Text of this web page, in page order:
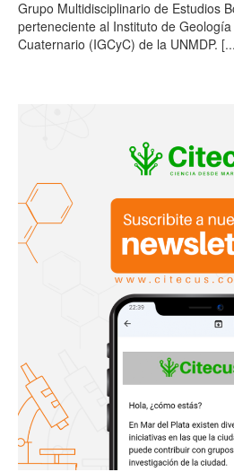
Grupo Multidisciplinario de Estudios
perteneciente al Instituto de
Cuaternario (IGCyC) de la UNMDP.